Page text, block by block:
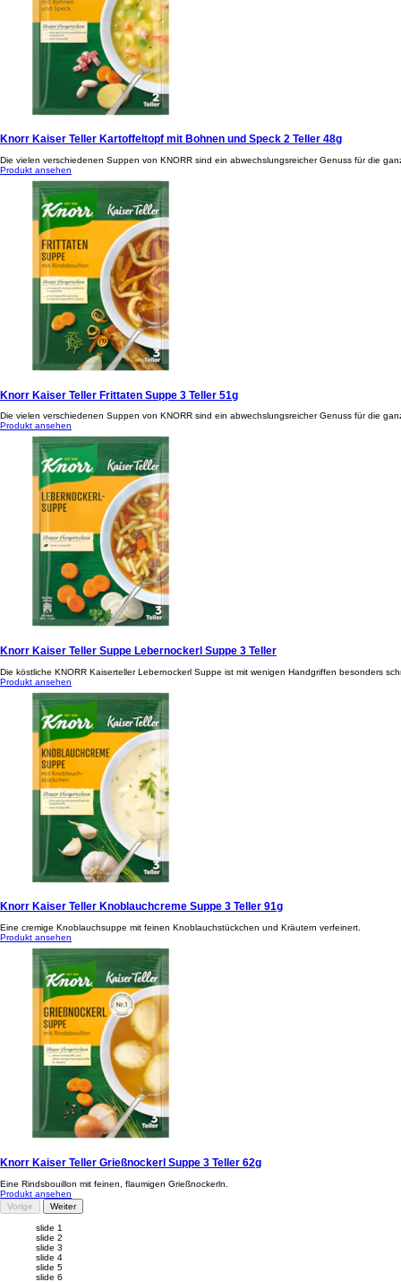
Knorr Kaiser Teller Kartoffeltopf mit Bohnen und Speck 2 Teller 48g
Die vielen verschiedenen Suppen von KNORR sind ein abwechslungsreicher Genuss für die
Produkt ansehen
Knorr Kaiser Teller Frittaten Suppe 3 Teller 51g
Die vielen verschiedenen Suppen von KNORR sind ein abwechslungsreicher Genuss für die
Produkt ansehen
Knorr Kaiser Teller Suppe Lebernockerl Suppe 3 Teller
Die köstliche KNORR Kaiserteller Lebernockerl Suppe ist mit wenigen Handgriffen besonders
Produkt ansehen
Knorr Kaiser Teller Knoblauchcreme Suppe 3 Teller 91g
Eine cremige Knoblauchsuppe mit feinen Knoblauchstückchen und Kräutern verfeinert.
Produkt ansehen
Knorr Kaiser Teller Grießnockerl Suppe 3 Teller 62g
Eine Rindsbouillon mit feinen, flaumigen Grießnockerln.
Produkt ansehen
Vorige
Weiter
slide 1
slide 2
slide 3
slide 4
slide 5
slide 6